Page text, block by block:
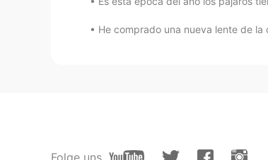
Hoy he ido a recoger mi
increíble.
He comprado una nueva lente de
Folge uns